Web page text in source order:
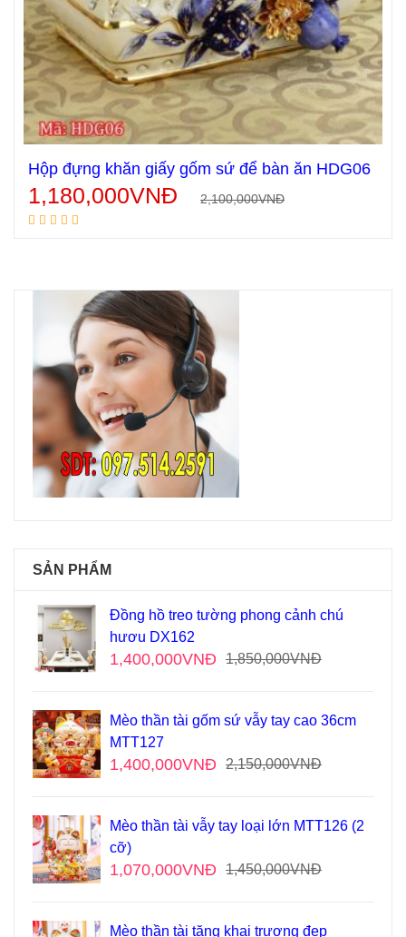
Hộp đựng khăn giấy gốm sứ để bàn ăn HDG06
2,100,000VNĐ
1,180,000VNĐ
SẢN PHẨM
Đồng hồ treo tường phong cảnh chú
hươu DX162
1,850,000VNĐ
1,400,000VNĐ
Mèo thần tài gốm sứ vẫy tay cao 36cm
MTT127
2,150,000VNĐ
1,400,000VNĐ
Mèo thần tài vẫy tay loại lớn MTT126 (2
cỡ)
1,450,000VNĐ
1,070,000VNĐ
Mèo thần tài tặng khai trương đẹp